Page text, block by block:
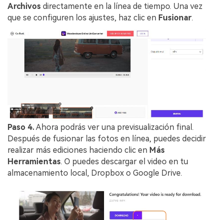
Archivos directamente en la línea de tiempo. Una vez
que se configuren los ajustes, haz clic en Fusionar.
Paso 4.Ahora podrás ver una previsualización final.
Después de fusionar las fotos en línea, puedes decidir
realizar más ediciones haciendo clic en Más
Herramientas. O puedes descargar el video en tu
almacenamiento local, Dropbox o Google Drive.